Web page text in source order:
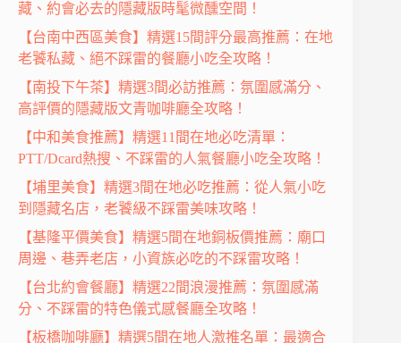
藏、約會必去的隱藏版時髦微醺空間！
【台南中西區美食】精選15間評分最高推薦：在地
老饕私藏、絕不踩雷的餐廳小吃全攻略！
【南投下午茶】精選3間必訪推薦：氛圍感滿分、
高評價的隱藏版文青咖啡廳全攻略！
【中和美食推薦】精選11間在地必吃清單：
PTT/Dcard熱搜、不踩雷的人氣餐廳小吃全攻略！
【埔里美食】精選3間在地必吃推薦：從人氣小吃
到隱藏名店，老饕級不踩雷美味攻略！
【基隆平價美食】精選5間在地銅板價推薦：廟口
周邊、巷弄老店，小資族必吃的不踩雷攻略！
【台北約會餐廳】精選22間浪漫推薦：氛圍感滿
分、不踩雷的特色儀式感餐廳全攻略！
【板橋咖啡廳】精選5間在地人激推名單：最適合